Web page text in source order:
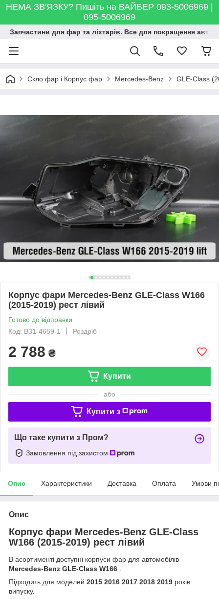
НЕМА ЗВ'ЯЗКУ? Пишіть на ВАЙБЕР 093-5006969 |
095-5006969
Запчастини для фар та ліхтарів. Все для покращення
Скло фар і Корпус фар Mercedes-Benz GLE-Class
Корпус фари Mercedes-Benz GLE-Class W166
(2015-2019) рест лівий
Готово до відправки
Код: B31-4659-1
Роздріб
2 788 ₴
Купити
або
Купити з
Що таке купити з Пром?
Замовлення під захистом
Опис Характеристики Доставка Оплата Умови
Опис
Корпус фари Mercedes-Benz GLE-Class
W166 (2015-2019) рест лівий
В асортименті доступні корпуси фар для автомобілів
Mercedes-Benz GLE-Class W166 .
Підходить для моделей 2015 2016 2017 2018 2019 років
випуску.